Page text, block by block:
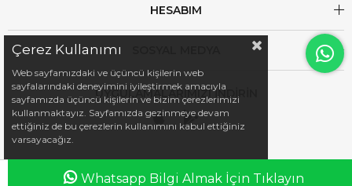
HESABIM
UYGULAMALARIMIZI İNDİRİN
Whatsapp Bilgi Almak İçin Tıklayın
Çerez Kullanımı
Web sayfamızdaki ve üçüncü kişilerin web
sayfalarındaki deneyimini iyileştirmek amacıyla
sayfamızda üçüncü kişilerin ve bizim çerezlerimizi
kullanmaktayız. Sayfamızda gezinmeye devam
ettiğiniz de bu çerezlerin kullanımını kabul ettiğiniz
varsayacağız.